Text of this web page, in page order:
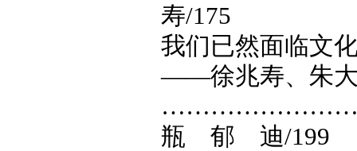
寿/175
我们已然面临文
——徐兆寿、朱大
瓶 郁 迪/199